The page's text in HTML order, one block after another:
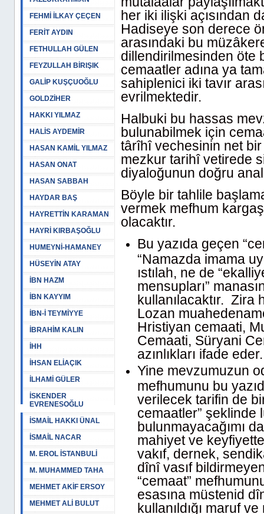
FEHMİ İLKAY ÇEÇEN
FERİT AYDIN
FETHULLAH GÜLEN
FEYZULLAH BİRIŞIK
GALİP KUŞÇUOĞLU
GOLDZİHER
HAKKI YILMAZ
HALİS AYDEMİR
HASAN KAMİL YILMAZ
HASAN ONAT
HASAN SABBAH
HAYDAR BAŞ
HAYRETTİN KARAMAN
HAYRİ KIRBAŞOĞLU
HUMEYNİ-HAMANEY
HÜSEYİN ATAY
İBN HAZM
İBN KAYYIM
İBN-İ TEYMİYYE
İBRAHİM KALIN
İHH
İHSAN ELİAÇIK
İLHAMİ GÜLER
İSKENDER
EVRENESOĞLU
İSMAİL HAKKI ÜNAL
İSMAİL NACAR
M. EROL İSTANBULİ
M. MUHAMMED TAHA
MEHMET AKİF ERSOY
MEHMET ALİ BULUT
her iki ilişki açısından
Hadiseye son derece
arasındaki bu
dillendirilmesinden öte
cemaatler adına ya
sahiplenici iki tavır
evrilmektedir.
Halbuki bu hassas
bulunabilmek için
târîhî vechesinin net
mezkur tarihî vetirede
diyaloğunun doğru
Böyle bir tahlile
vermek mefhum
olacaktır.
Bu yazıda geçen
“Namazda imama
ıstılah, ne de
mensupları”
kullanılacaktır. Zira
Lozan
Hristiyan cemaati,
Cemaati, Süryani
azınlıkları ifade eder.
Yine mevzumuzun
mefhumunu bu
verilecek tarifin de
cemaatler” şeklinde
bulunmayacağımı
mahiyet ve
vakıf, dernek,
dînî vasıf
“cemaat”
esasına müstenid
kullanıldığı maruf